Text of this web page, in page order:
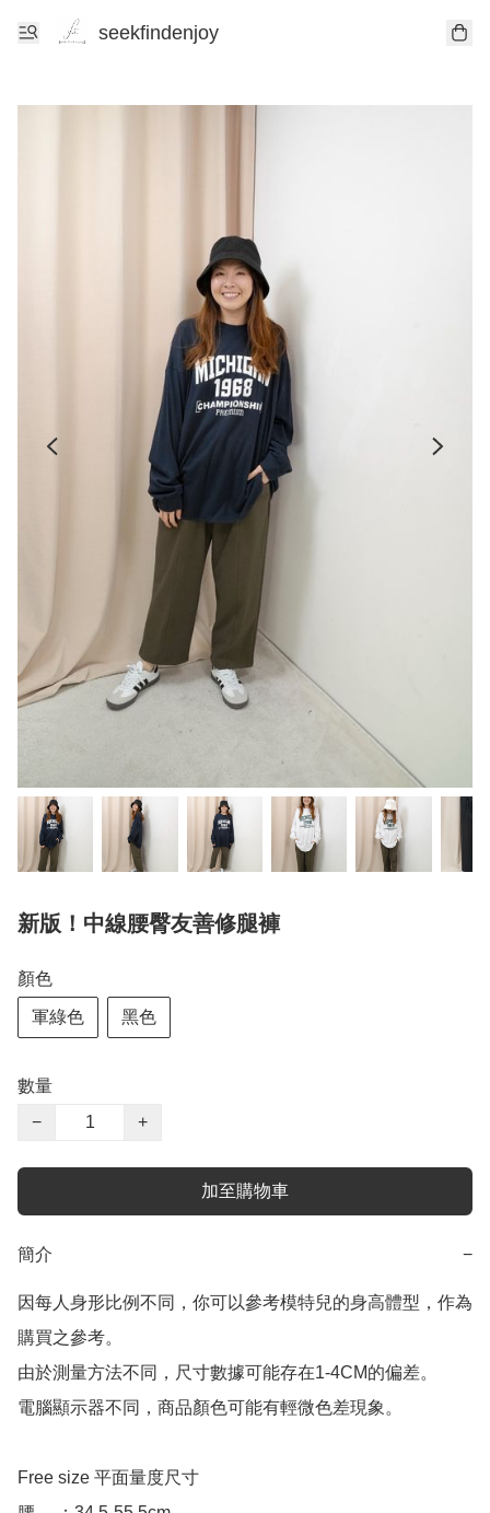
seekfindenjoy
新版！中線腰臀友善修腿褲
顏色
軍綠色 黑色
數量
−
+
加至購物車
簡介 −
因每人身形比例不同，你可以參考模特兒的身高體型，作為
購買之參考。
由於測量方法不同，尺寸數據可能存在1-4CM的偏差。
電腦顯示器不同，商品顏色可能有輕微色差現象。
Free size 平面量度尺寸